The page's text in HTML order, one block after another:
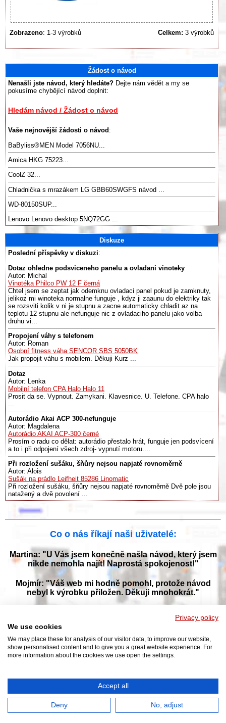
Zobrazeno: 1-3 výrobků Celkem: 3 výrobků
Žádost o návod
Nenašli jste návod, který hledáte? Dejte nám vědět a my se
pokusíme chybějící návod doplnit:
Hledám návod / Žádost o návod
Vaše nejnovější žádosti o návod :
BaByliss®️MEN Model 7056NU...
Amica HKG 75223...
CoolZ 32...
Chladnička s mrazákem LG GBB60SWGFS návod ...
WD-80150SUP...
Lenovo Lenovo desktop 5NQ72GG ...
Diskuze
Poslední příspěvky v diskuzi:
Dotaz ohledne podsviceneho panelu a ovladani vinoteky
Autor: Michal
Vinotéka Philco PW 12 F černá
Chtel jsem se zeptat jak odemknu ovladaci panel pokud je zamknuty,
jelikoz mi winoteka normalne funguje , kdyz ji zaaunu do elektriky tak
se rozsviti kolik v ni je stupnu a zacne automaticky chladit az na
teplotu 12 stupnu ale nefunguje nic z ovladaciho panelu jako volba
druhu vi...
Propojení váhy s telefonem
Autor: Roman
Osobní fitness váha SENCOR SBS 5050BK
Jak propojit váhu s mobilem. Děkuji Kurz ...
Dotaz
Autor: Lenka
Mobilní telefon CPA Halo Halo 11
Prosit da se. Vypnout. Zamykani. Klavesnice. U. Telefone. CPA halo
Autorádio Akai ACP 300-nefunguje
Autor: Magdalena
Autorádio AKAI ACP-300 černé
Prosím o radu co dělat: autorádio přestalo hrát, funguje jen podsvícení
a to i při odpojení všech zdroj- vypnutí motoru....
Při rozložení sušáku, šňůry nejsou napjaté rovnoměrně
Autor: Alois
Sušák na prádlo Leifheit 85286 Linomatic
Při rozložení sušáku, šňůry nejsou napjaté rovnoměrně Dvě pole jsou
natažený a dvě povolení ...
Co o nás říkají naši uživatelé:
Martina: "U Vás jsem konečně našla návod, který jsem
nikde nemohla najít! Naprostá spokojenost!"
Mojmír: "Váš web mi hodně pomohl, protože návod
nebyl k výrobku přiložen. Děkuji mnohokrát."
Prohlížejte návody k obsluze v češtine v naší online knihovně, manuály a
Požádejte nás!
Jak přeložit PDF do češtiny
DMCA © 2026
Privacy policy
We use cookies
We may place these for analysis of our visitor data, to improve our website,
show personalised content and to give you a great website experience. For
more information about the cookies we use open the settings.
Accept all
Deny No, adjust